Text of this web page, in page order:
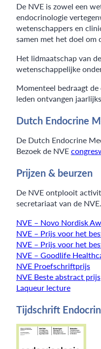
De NVE is zowel een
endocrinologie
wetenschappers en
samen met het doel om
Het lidmaatschap van
wetenschappelijke
Momenteel bedraagt
leden ontvangen
Dutch Endocrine
De Dutch Endocrine
Bezoek de NVE
Prijzen & beurzen
De NVE ontplooit
secretariaat van de NVE.
NVE – Novo Nordisk
NVE – Prijs voor het
NVE – Prijs voor het
NVE – Goodlife
NVE Proefschriftprijs
NVE Beste abstract prijs
Laqueur lecture
Tijdschrift